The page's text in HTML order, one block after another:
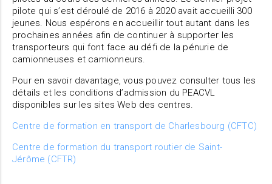
pilote qui s’est déroulé de 2016 à 2020 avait accueilli 300
jeunes. Nous espérons en accueillir tout autant dans les
prochaines années afin de continuer à supporter les
transporteurs qui font face au défi de la pénurie de
camionneuses et camionneurs.
Pour en savoir davantage, vous pouvez consulter tous les
détails et les conditions d’admission du PEACVL
disponibles sur les sites Web des centres.
Centre de formation en transport de Charlesbourg (CFTC)
Centre de formation du transport routier de Saint-
Jérôme (CFTR)